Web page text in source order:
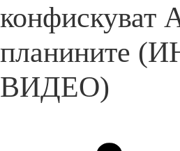
конфискуват
планините
ВИДЕО)